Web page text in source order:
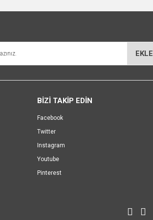
EKLE
BİZİ TAKİP EDİN
Facebook
Twitter
Instagram
Youtube
Pinterest